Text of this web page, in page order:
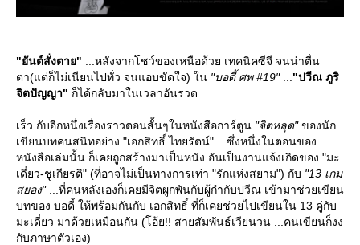
"ยันต์สั่งตาย" ...หลังจากโชว์ของเหนือด้วย เทคนิคซีจี จนน่าตื่น
ตา(แต่ก็ไม่เนียนไปทั่ว จนแอบขัดใจ) ใน "บอดี้ ศพ #19"... "ปวีณ ภูริ
จิตปัญญา" ก็ได้กลับมาในเวลาอันรวด
เร็ว กับอีกหนึ่งเรื่องราวตอนสั้นๆในหนังสือการ์ตูน "จิตหลุด"ของนัก
เขียนบทคนสนิทอย่าง "เอกสิทธิ์ ไทยรัตน์" ...ซึ่งหนึ่งในตอนของ
หนังสือเล่มนั้น ก็เคยถูกสร้างมาเป็นหนัง อันเป็นงานแจ้งเกิดของ "มะ
เดี่ยว-ชูเกียรติ" (ที่อาจไม่เป็นทางการเท่า "รักแห่งสยาม") กับ "13 เกม
สยอง"...ที่คนหลังเองก็เคยมีจิตผูกพันกับผู้กำกับปวีณ เข้ามาช่วยเขียน
บทของ บอดี้ ให้พร้อมกันกับ เอกสิทธิ์ ที่ก็เคยช่วยไปเขียนใน 13 คู่กับ
มะเดี่ยว มาด้วยเหมือนกัน (โอ้ย!! สายสัมพันธ์เวียนวน ...คนเขียนก็งง
กับภาษาตัวเอง)